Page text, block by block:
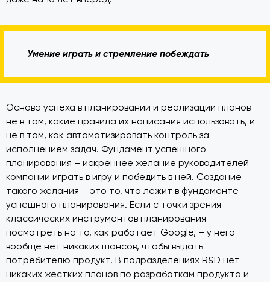
Умение играть и стремление побеждать
Основа успеха в планировании и реализации планов
не в том, какие правила их написания использовать, и
не в том, как автоматизировать контроль за
исполнением задач. Фундамент успешного
планирования – искреннее желание руководителей
компании играть в игру и победить в ней. Создание
такого желания – это то, что лежит в фундаменте
успешного планирования. Если с точки зрения
классических инструментов планирования
посмотреть на то, как работает Google, – у него
вообще нет никаких шансов, чтобы выдать
потребителю продукт. В подразделениях R&D нет
никаких жестких планов по разработкам продукта и